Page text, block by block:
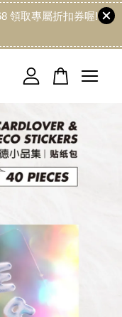
領取專屬折扣券喔!
空的。